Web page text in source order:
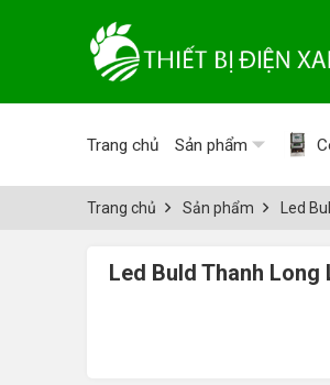
Trang chủ Sản phẩm
Trang chủ Sản phẩm Led
Led Buld Thanh Long